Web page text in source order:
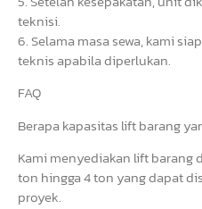
teknisi.
6. Selama masa sewa, kami
teknis apabila diperlukan.
FAQ
Berapa kapasitas lift barang
Kami menyediakan lift barang
ton hingga 4 ton yang dapat
proyek.